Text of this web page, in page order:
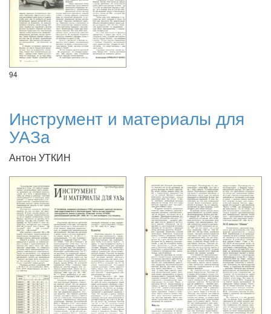
94
Инструмент и материалы для
УАЗа
Антон УТКИН